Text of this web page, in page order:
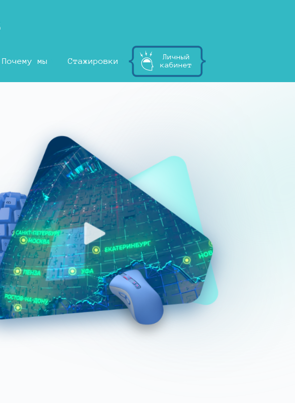
Почему мы Стажировки
Личный
кабинет